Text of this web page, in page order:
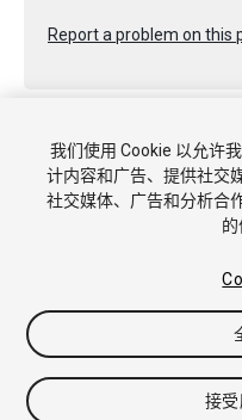
Report a problem on this
版权所有 © 2020 Unity
我们使用 Cookie 以允许
计内容和广告、提供社交
社交媒体、广告和分析合
的
接受